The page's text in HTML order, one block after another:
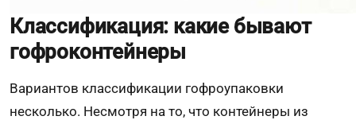
Классификация: какие бывают
гофроконтейнеры
Вариантов классификации гофроупаковки
несколько. Несмотря на то, что контейнеры из